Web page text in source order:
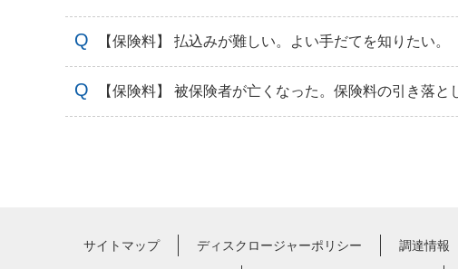
【保険料】 払込みが難しい。よい手だてを知りたい。
【保険料】 被保険者が亡くなった。保険料の引き落と
サイトマップ ディスクロージャーポリシー 調達情報